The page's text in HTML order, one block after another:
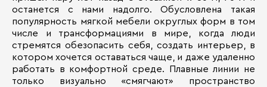
останется с нами надолго. Обусловлена такая
популярность мягкой мебели округлых форм в том
числе и трансформациями в мире, когда люди
стремятся обезопасить себя, создать интерьер, в
котором хочется оставаться чаще, и даже удаленно
работать в комфортной среде. Плавные линии не
только визуально «смягчают» пространство